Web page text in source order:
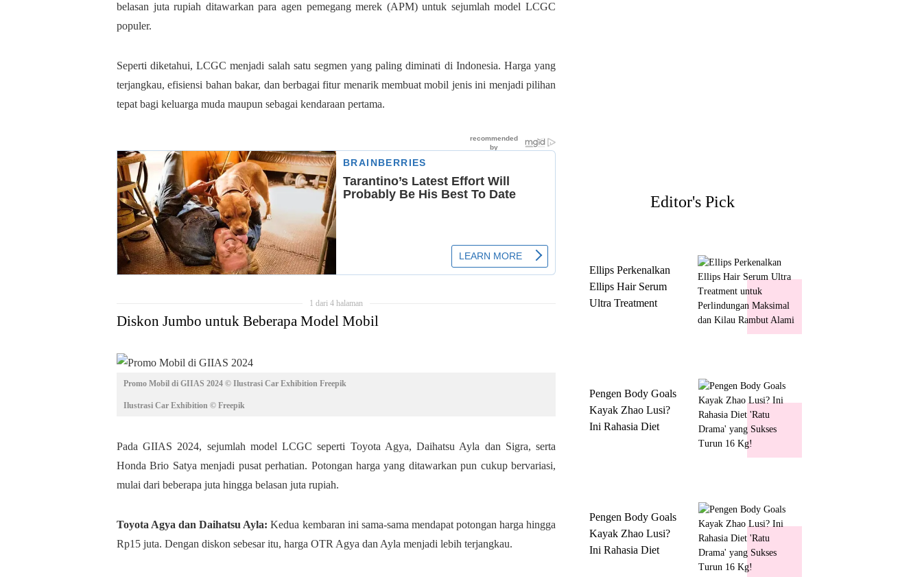
belasan juta rupiah ditawarkan para agen pemegang merek (APM) untuk sejumlah model LCGC
populer.
Seperti diketahui, LCGC menjadi salah satu segmen yang paling diminati di Indonesia. Harga yang
terjangkau, efisiensi bahan bakar, dan berbagai fitur menarik membuat mobil jenis ini menjadi pilihan
tepat bagi keluarga muda maupun sebagai kendaraan pertama.
1 dari 4 halaman
Diskon Jumbo untuk Beberapa Model Mobil
Promo Mobil di GIIAS 2024 © Ilustrasi Car Exhibition Freepik
Ilustrasi Car Exhibition © Freepik
Pada GIIAS 2024, sejumlah model LCGC seperti Toyota Agya, Daihatsu Ayla dan Sigra, serta
Honda Brio Satya menjadi pusat perhatian. Potongan harga yang ditawarkan pun cukup bervariasi,
mulai dari beberapa juta hingga belasan juta rupiah.
Toyota Agya dan Daihatsu Ayla:Kedua kembaran ini sama-sama mendapat potongan harga hingga
Rp15 juta. Dengan diskon sebesar itu, harga OTR Agya dan Ayla menjadi lebih terjangkau.
Editor's Pick
Ellips Perkenalkan
Ellips Hair Serum
Ultra Treatment
Pengen Body Goals
Kayak Zhao Lusi?
Ini Rahasia Diet
Pengen Body Goals
Kayak Zhao Lusi?
Ini Rahasia Diet